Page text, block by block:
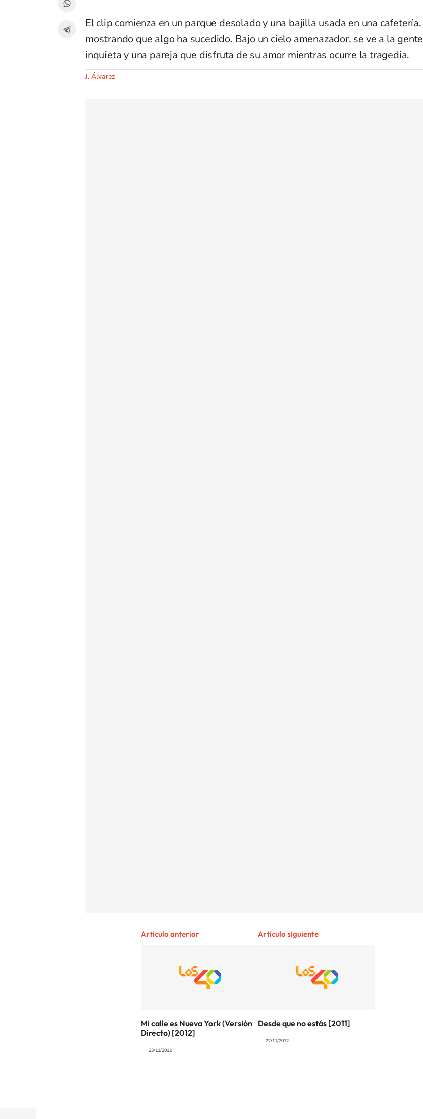
El clip comienza en un parque desolado y una bajilla usada en una cafetería,
mostrando que algo ha sucedido. Bajo un cielo amenazador, se ve a la gente
inquieta y una pareja que disfruta de su amor mientras ocurre la tragedia.
J. Álvarez
Artículo anterior
Mi calle es Nueva York (Versión
Directo) [2012]
23/11/2012
Artículo siguiente
Desde que no estás [2011]
22/11/2012